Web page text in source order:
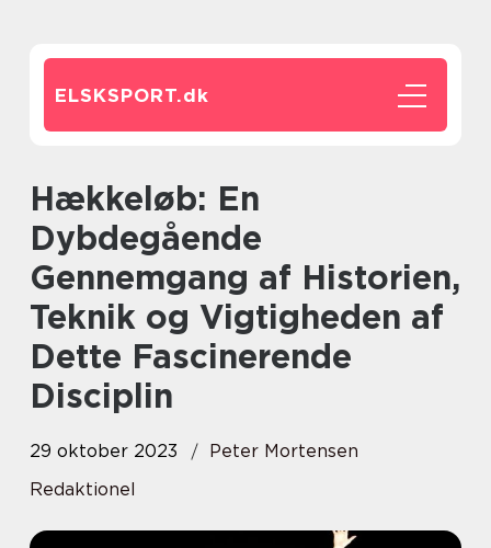
ELSKSPORT.dk
Hækkeløb: En
Dybdegående
Gennemgang af Historien,
Teknik og Vigtigheden af
Dette Fascinerende
Disciplin
29 oktober 2023
Peter Mortensen
Redaktionel